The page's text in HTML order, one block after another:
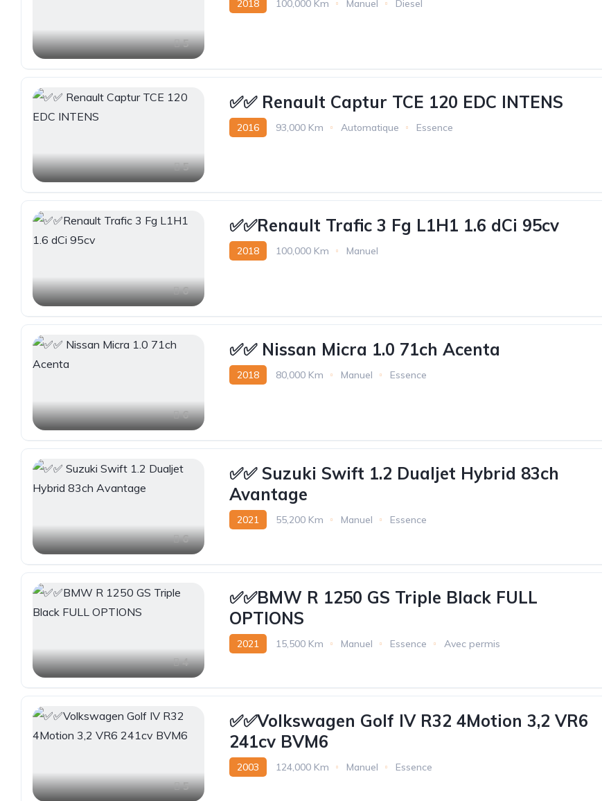
5
2018 100,000 Km Manuel Diesel
5
✅️✅️ Renault Captur TCE 120 EDC INTENS
2016 93,000 Km Automatique Essence
6
✅️✅️Renault Trafic 3 Fg L1H1 1.6 dCi 95cv
2018 100,000 Km Manuel
6
✅✅ Nissan Micra 1.0 71ch Acenta
2018 80,000 Km Manuel Essence
6
✅️✅ Suzuki Swift 1.2 Dualjet Hybrid 83ch
Avantage
2021 55,200 Km Manuel Essence
4
✅️✅️BMW R 1250 GS Triple Black FULL
OPTIONS
2021 15,500 Km Manuel Essence Avec permis
5
✅️✅️Volkswagen Golf IV R32 4Motion 3,2 VR6
241cv BVM6
2003 124,000 Km Manuel Essence